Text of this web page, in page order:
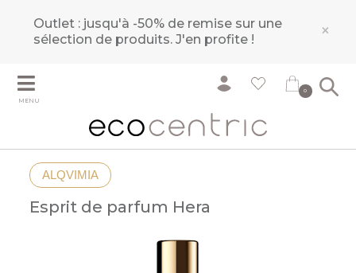
Outlet : jusqu'à -50% de remise sur une
sélection de produits.J'en profite ! ×
MENU
0
ALQVIMIA
Esprit de parfum Hera